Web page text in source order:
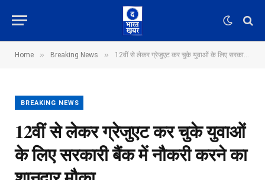
Home » Breaking News » 12वीं से लेकर ग्रेजुएट कर चुके युवाओं के लिए सरकारी बैंक में नौकरी करने का शानदार मौका
BREAKING NEWS
12वीं से लेकर ग्रेजुएट कर चुके युवाओं
के लिए सरकारी बैंक में नौकरी करने का